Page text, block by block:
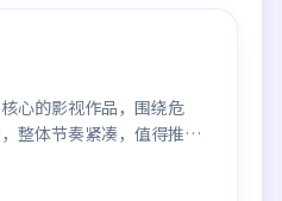
心的影视作品，围绕危
整体节奏紧凑，值得推荐